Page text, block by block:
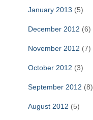
January 2013 (5)
December 2012 (6)
November 2012 (7)
October 2012 (3)
September 2012 (8)
August 2012 (5)